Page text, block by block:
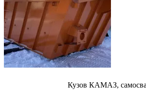
Кузов КАМАЗ,